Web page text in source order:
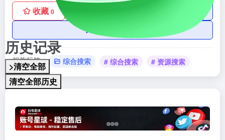
历史记录
>清空全部
清空全部历史
收藏 0
AI账号购买
相关标签： 综合搜索 # 综合搜索 # 资源搜索